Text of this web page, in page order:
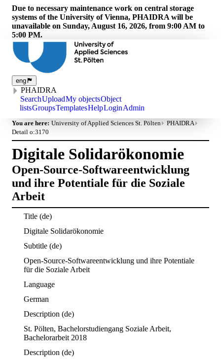
Due to necessary maintenance work on central storage
systems of the University of Vienna, PHAIDRA will be
unavailable on Sunday, August 16, 2026, from 9:00 AM to
5:00 PM.
eng
PHAIDRA
SearchUploadMy objectsObject
listsGroupsTemplatesHelpLoginAdmin
You are here: University of Applied Sciences St. Pölten
PHAIDRA
Detail o:3170
Digitale Solidarökonomie
Open-Source-Softwareentwicklung
und ihre Potentiale für die Soziale
Arbeit
Title (de)
Digitale Solidarökonomie
Subtitle (de)
Open-Source-Softwareentwicklung und ihre Potentiale
für die Soziale Arbeit
Language
German
Description (de)
St. Pölten, Bachelorstudiengang Soziale Arbeit,
Bachelorarbeit 2018
Description (de)